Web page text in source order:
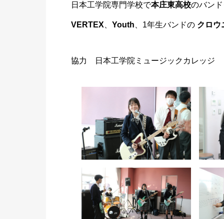
日本工学院専門学校で本庄東高校のバン
VERTEX Youth 、1年生バンドの クロウ
協力 日本工学院ミュージックカレッジ